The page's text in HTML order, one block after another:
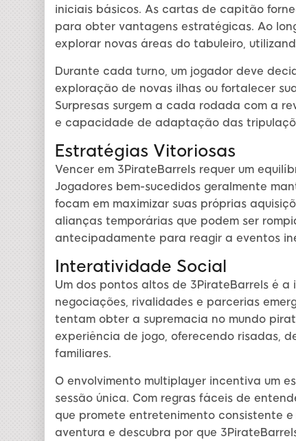
iniciais básicos. As cartas de capitão
para obter vantagens estratégicas. Ao
explorar novas áreas do tabuleiro,
Durante cada turno, um jogador deve
exploração de novas ilhas ou fortalecer
Surpresas surgem a cada rodada com a
e capacidade de adaptação das
Estratégias Vitoriosas
Vencer em 3PirateBarrels requer um
Jogadores bem-sucedidos geralmente
focam em maximizar suas próprias
alianças temporárias que podem ser
antecipadamente para reagir a eventos
Interatividade Social
Um dos pontos altos de 3PirateBarrels é
negociações, rivalidades e parcerias
tentam obter a supremacia no mundo
experiência de jogo, oferecendo risadas,
familiares.
O envolvimento multiplayer incentiva um
sessão única. Com regras fáceis de
que promete entretenimento consistente
aventura e descubra por que